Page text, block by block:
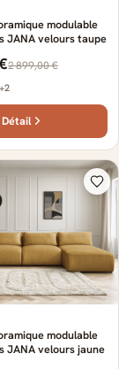
modulable
JANA velours taupe
2 899,00 €
+2
Détail
modulable
JANA velours jaune